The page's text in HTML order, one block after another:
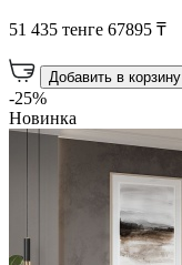
51 435 тенге 67895 ₸
Добавить в корзину
-25%
Новинка